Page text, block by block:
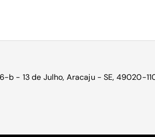
b - 13 de Julho, Aracaju - SE, 49020-